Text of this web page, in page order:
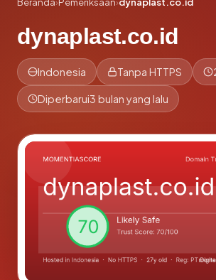
dynaplast.co.id
Indonesia Tanpa HTTPS
Diperbarui3 bulan yang lalu